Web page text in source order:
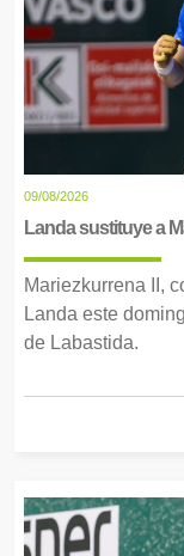
09/08/2026
Landa sustituye a
Mariezkurrena II,
Landa este
de Labastida.